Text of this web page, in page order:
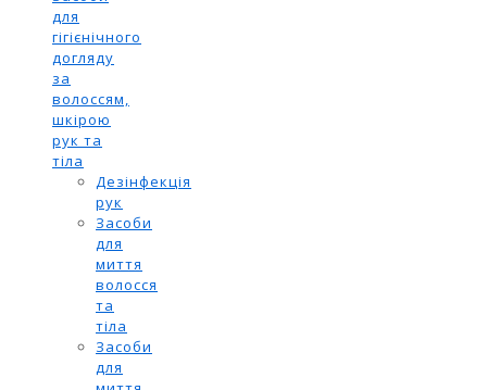
для
гігієнічного
догляду
за
волоссям,
шкірою
рук та
тіла
Дезінфекція
рук
Засоби
для
миття
волосся
та
тіла
Засоби
для